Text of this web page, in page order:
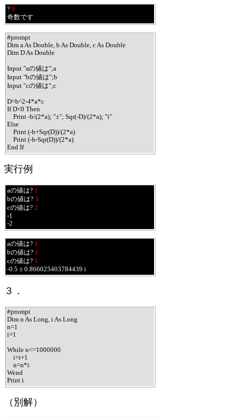
? 9
奇数です
#prompt
Dim a As Double, b As Double, c As Double
Dim D As Double
Input "aの値は";a
Input "bの値は";b
Input "cの値は";c
D=b^2-4*a*c
If D<0 Then
    Print -b/(2*a); "±"; Sqr(-D)/(2*a); "i"
Else
    Print (-b+Sqr(D))/(2*a)
    Print (-b-Sqr(D))/(2*a)
End If
実行例
aの値は? 1
bの値は? 3
cの値は? 2
-1
-2
aの値は? 1
bの値は? 1
cの値は? 1
-0.5 ± 0.866025403784439 i
３．
#prompt
Dim n As Long, i As Long
n=1
i=1
While n<=1000000
    i=i+1
    n=n*i
Wend
Print i
（別解）